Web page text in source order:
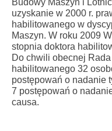
Budowy Maszyn i
uzyskanie w 2000 r.
habilitowanego w
Maszyn. W roku 2009
stopnia doktora
Do chwili obecnej Rada
habilitowanego 32
postępowań o nadanie
7 postępowań o
causa.